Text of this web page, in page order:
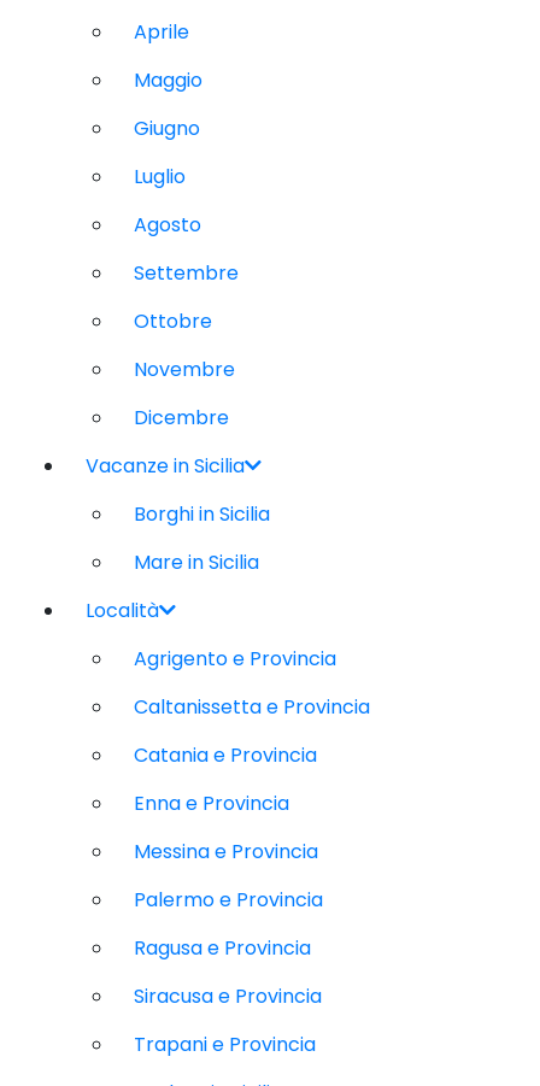
Aprile
Maggio
Giugno
Luglio
Agosto
Settembre
Ottobre
Novembre
Dicembre
Vacanze in Sicilia
Borghi in Sicilia
Mare in Sicilia
Località
Agrigento e Provincia
Caltanissetta e Provincia
Catania e Provincia
Enna e Provincia
Messina e Provincia
Palermo e Provincia
Ragusa e Provincia
Siracusa e Provincia
Trapani e Provincia